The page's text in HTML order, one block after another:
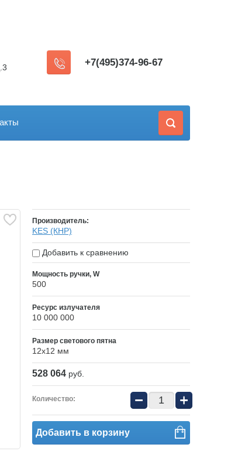
+7(495)374-96-67
Производитель:
KES (КНР)
Добавить к сравнению
Мощность ручки, W
500
Ресурс излучателя
10 000 000
Размер светового пятна
12x12 мм
528 064 руб.
Количество: − +
Добавить в корзину